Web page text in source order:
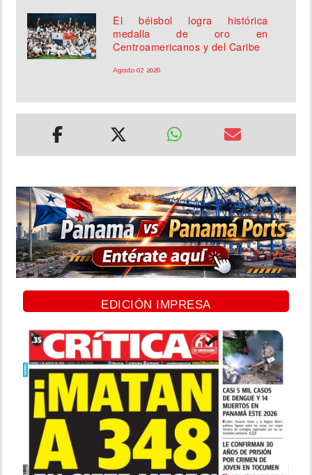
El béisbol logra histórica
medalla de oro en
Centroamericanos y del Caribe
Agosto 07, 2026
EDICIÓN IMPRESA